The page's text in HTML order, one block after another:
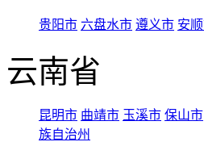
贵阳市 六盘水市 遵义市 安
云南省
昆明市 曲靖市 玉溪市 保山市
族自治州